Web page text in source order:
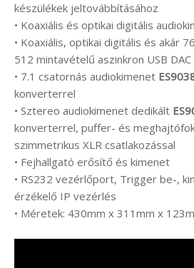
készülékek jeltovábbításához
• Koaxiális és optikai digitális
• Koaxiális, optikai digitális és akár
512 mintavételű aszinkron USB
• 7.1 csatornás audiokimenet
konverterrel
• Sztereo audiokimenet dedikált
konverterrel, puffer- és
szimmetrikus XLR csatlakozással
• Fejhallgató erősítő és kimenet
• RS232 vezérlőport, Trigger be-,
érzékelő IP vezérlés
• Méretek: 430mm x 311mm x